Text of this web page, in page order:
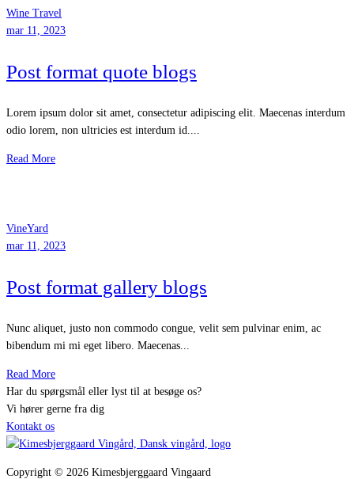
Wine Travel
mar 11, 2023
Post format quote blogs
Lorem ipsum dolor sit amet, consectetur adipiscing elit. Maecenas interdum
odio lorem, non ultricies est interdum id....
Read More
VineYard
mar 11, 2023
Post format gallery blogs
Nunc aliquet, justo non commodo congue, velit sem pulvinar enim, ac
bibendum mi mi eget libero. Maecenas...
Read More
Har du spørgsmål eller lyst til at besøge os?
Vi hører gerne fra dig
Kontakt os
Copyright © 2026 Kimesbjerggaard Vingaard